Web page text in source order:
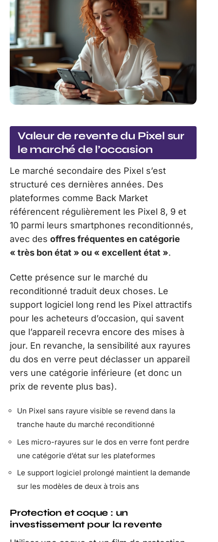
Valeur de revente du Pixel sur
le marché de l’occasion
Le marché secondaire des Pixel s’est
structuré ces dernières années. Des
plateformes comme Back Market
référencent régulièrement les Pixel 8, 9 et
10 parmi leurs smartphones reconditionnés,
avec des offres fréquentes en catégorie
« très bon état » ou « excellent état ».
Cette présence sur le marché du
reconditionné traduit deux choses. Le
support logiciel long rend les Pixel attractifs
pour les acheteurs d’occasion, qui savent
que l’appareil recevra encore des mises à
jour. En revanche, la sensibilité aux rayures
du dos en verre peut déclasser un appareil
vers une catégorie inférieure (et donc un
prix de revente plus bas).
Un Pixel sans rayure visible se revend dans la
tranche haute du marché reconditionné
Les micro-rayures sur le dos en verre font perdre
une catégorie d’état sur les plateformes
Le support logiciel prolongé maintient la demande
sur les modèles de deux à trois ans
Protection et coque : un
investissement pour la revente